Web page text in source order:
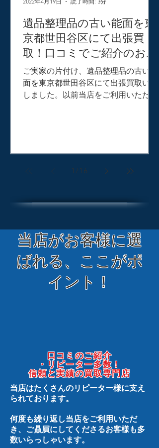
遺品整理品の古い能面を東
京都世田谷区にて出張買
取！口コミでご紹介のお客
様からのご依頼。
ご実家の片付け、遺品整理品の古い能
面を東京都世田谷区にて出張買取いた
しました。以前当店をご利用いただい
おもちゃ、ミニカー、雑貨、贈答品な
2022年4月19日 読了時間: 3分
1 / 16
当店がお客様に選
ばれる、ここがポ
イント！
口コミのご紹介
・リピーター多数！
信頼と実績の買取専門店
当店はたくさんのリピーター様に支え
られております。
何度も繰り返し当店をご利用いただ
き、ご贔屓にしてくださるお客様も多
数いらっしゃいます。